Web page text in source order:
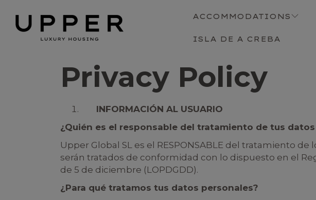
ACCOMMODATIONS
ISLA DE A CREBA
Privacy Policy
INFORMACIÓN AL USUARIO
¿Quién es el responsable del tratamiento de tus
Upper Global SL es el RESPONSABLE del tratamiento
serán tratados de conformidad con lo dispuesto en el
de 5 de diciembre (LOPDGDD).
¿Para qué tratamos tus datos personales?